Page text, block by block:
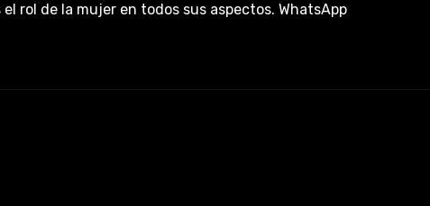
rol de la mujer en todos sus aspectos. WhatsApp